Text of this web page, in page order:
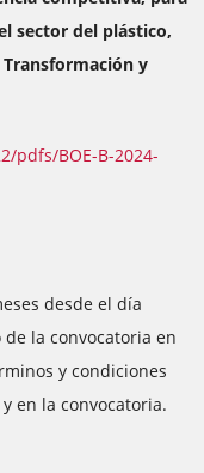
sector del plástico,
y
pdfs/BOE-B-2024-
desde el día
la convocatoria en
y condiciones
en la convocatoria.